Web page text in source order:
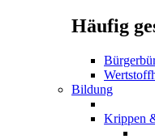
Häufig
Bildung
Krippen